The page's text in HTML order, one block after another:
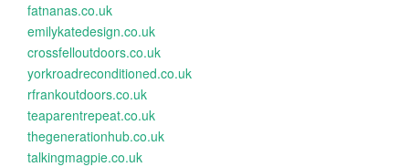
fatnanas.co.uk
emilykatedesign.co.uk
crossfelloutdoors.co.uk
yorkroadreconditioned.co.uk
rfrankoutdoors.co.uk
teaparentrepeat.co.uk
thegenerationhub.co.uk
talkingmagpie.co.uk